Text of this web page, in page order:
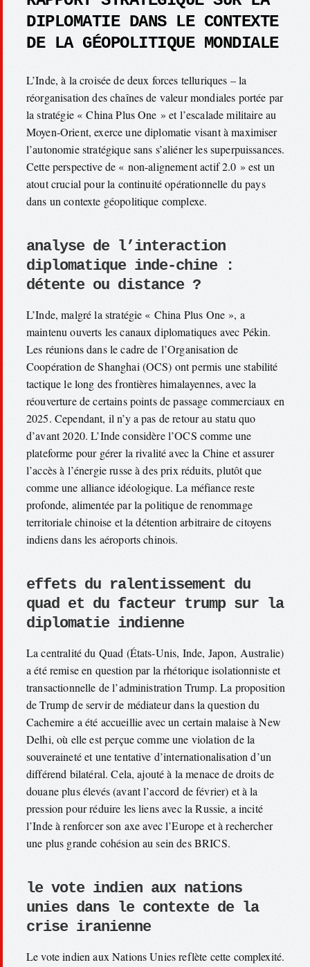
DIPLOMATIE DANS LE CONTEXTE
DE LA GÉOPOLITIQUE MONDIALE
L’Inde, à la croisée de deux forces telluriques – la
réorganisation des chaînes de valeur mondiales portée par
la stratégie « China Plus One » et l’escalade militaire au
Moyen-Orient, exerce une diplomatie visant à maximiser
l’autonomie stratégique sans s’aliéner les superpuissances.
Cette perspective de « non-alignement actif 2.0 » est un
atout crucial pour la continuité opérationnelle du pays
dans un contexte géopolitique complexe.
analyse de l’interaction
diplomatique inde-chine :
détente ou distance ?
L’Inde, malgré la stratégie « China Plus One », a
maintenu ouverts les canaux diplomatiques avec Pékin.
Les réunions dans le cadre de l’Organisation de
Coopération de Shanghai (OCS) ont permis une stabilité
tactique le long des frontières himalayennes, avec la
réouverture de certains points de passage commerciaux en
2025. Cependant, il n’y a pas de retour au statu quo
d’avant 2020. L’Inde considère l’OCS comme une
plateforme pour gérer la rivalité avec la Chine et assurer
l’accès à l’énergie russe à des prix réduits, plutôt que
comme une alliance idéologique. La méfiance reste
profonde, alimentée par la politique de renommage
territoriale chinoise et la détention arbitraire de citoyens
indiens dans les aéroports chinois.
effets du ralentissement du
quad et du facteur trump sur la
diplomatie indienne
La centralité du Quad (États-Unis, Inde, Japon, Australie)
a été remise en question par la rhétorique isolationniste et
transactionnelle de l’administration Trump. La proposition
de Trump de servir de médiateur dans la question du
Cachemire a été accueillie avec un certain malaise à New
Delhi, où elle est perçue comme une violation de la
souveraineté et une tentative d’internationalisation d’un
différend bilatéral. Cela, ajouté à la menace de droits de
douane plus élevés (avant l’accord de février) et à la
pression pour réduire les liens avec la Russie, a incité
l’Inde à renforcer son axe avec l’Europe et à rechercher
une plus grande cohésion au sein des BRICS.
le vote indien aux nations
unies dans le contexte de la
crise iranienne
Le vote indien aux Nations Unies reflète cette complexité.